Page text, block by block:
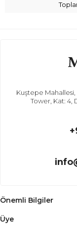
Kuştepe
Tower, Kat: 4,
Önemli Bilgiler
Üye